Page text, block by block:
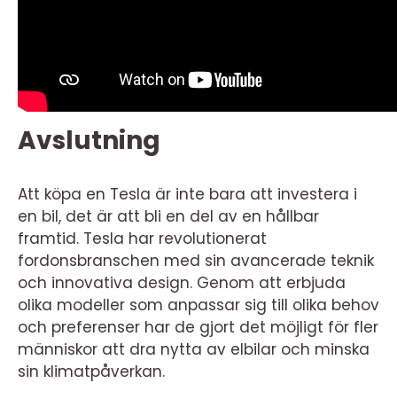
Avslutning
Att köpa en Tesla är inte bara att investera i
en bil, det är att bli en del av en hållbar
framtid. Tesla har revolutionerat
fordonsbranschen med sin avancerade teknik
och innovativa design. Genom att erbjuda
olika modeller som anpassar sig till olika behov
och preferenser har de gjort det möjligt för fler
människor att dra nytta av elbilar och minska
sin klimatpåverkan.